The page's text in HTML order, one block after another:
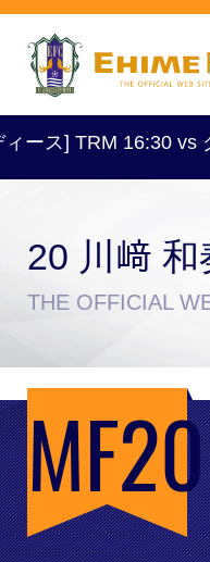
試合日程・結果
クラブ・会社情
チケットを購
TRM 16:30 vs グラン
20 川﨑 和
THE OFFICIAL
MF20